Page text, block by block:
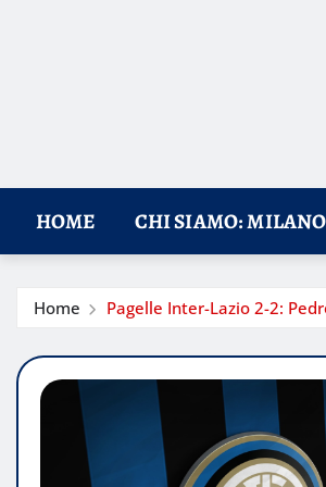
HOME CHI SIAMO:
Home Pagelle Inter-Lazio 2-2: